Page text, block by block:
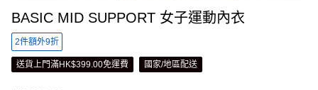
BASIC MID SUPPORT 女子運動內衣
2件額外9折
送貨上門滿HK$399.00免運費 國家/地區配送